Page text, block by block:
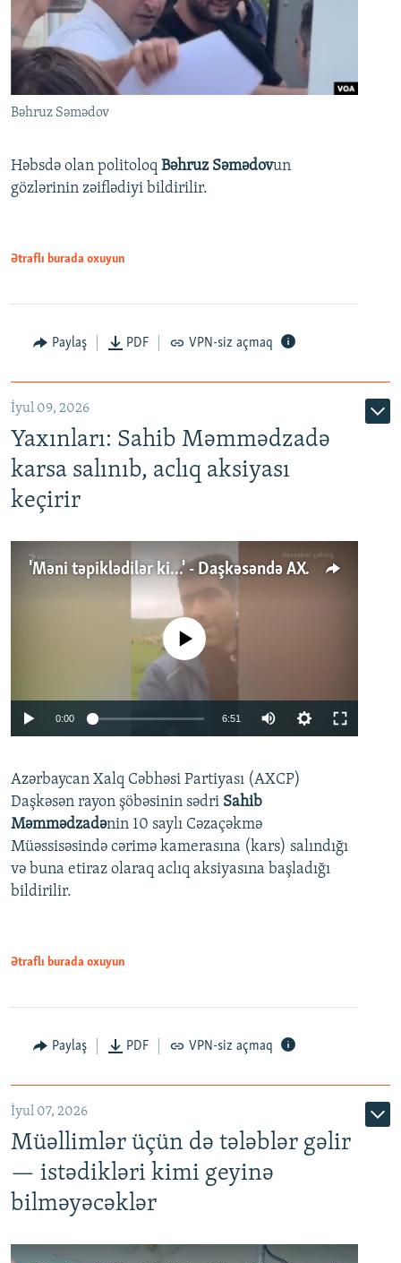
Bəhruz Səmədov
Həbsdə olan politoloq Bəhruz Səmədovun
gözlərinin zəiflədiyi bildirilir.
Ətraflı burada oxuyun
Paylaş PDF VPN-siz açmaq
İyul 09, 2026
Yaxınları: Sahib Məmmədzadə
karsa salınıb, aclıq aksiyası
keçirir
'Məni təpiklədilər ki...' - Daşkəsəndə AXCP fəalının yaxınları onun həbsinə etiraz edirlər
Auto 240p 360p
720p 1080p
No media source currently available
0:00 6:51
360p
720p
1080p
Azərbaycan Xalq Cəbhəsi Partiyası (AXCP)
Daşkəsən rayon şöbəsinin sədri Sahib
Məmmədzadənin 10 saylı Cəzaçəkmə
Müəssisəsində cərimə kamerasına (kars) salındığı
və buna etiraz olaraq aclıq aksiyasına başladığı
bildirilir.
Ətraflı burada oxuyun
Paylaş PDF VPN-siz açmaq
İyul 07, 2026
Müəllimlər üçün də tələblər gəlir
— istədikləri kimi geyinə
bilməyəcəklər